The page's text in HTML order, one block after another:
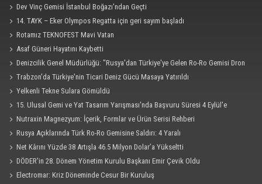
Dev Vinç Gemisi İstanbul Boğazı'ndan Geçti
14. TAYK – Eker Olympos Regatta için geri sayım başladı
Rotamız TEKNOFEST Mavi Vatan
Asaf Güneri Hayatını Kaybetti
Denizcilik Genel Müdürlüğü: "Rusya'dan Türkiye'ye Gelen Ro-Ro Gemisi Dron
Saldırısına Uğradı"
Trabzon'da Türkiye'nin Ticari Deniz Gücü Masaya Yatırıldı
Yelkenli Tekne Sulara Gömüldü
15. Ulusal Gemi ve Yat Tasarım Yarışması'nda Başvuru Süresi 4 Eylül'e
Uzatıldı
Nutraxin Magnezyum: İçerik, Formlar ve Ürün Serisi Rehberi
Rusya Açıklarında Türk Ro-Ro Gemisine Saldırı: 4 Yaralı
Net Kârını Yüzde 38 Artışla 46.5 Milyon Dolar’a Yükseltti
DÖDER'in 28. Dönem Yönetim Kurulu Başkanı Emir Çevik Oldu
Electromar: Kriz Döneminde Cesur Bir Kuruluş